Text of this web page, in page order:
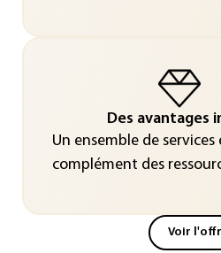
Des avantages
Un ensemble de services
complément des
Voir